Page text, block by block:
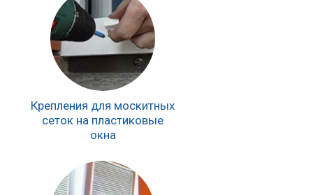
Крепления для москитных
сеток на пластиковые
окна